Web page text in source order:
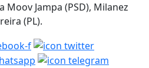
Moov Jampa (PSD), Milanez
(PL).